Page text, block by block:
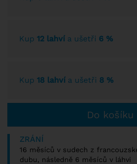
Kup 12 lahvía ušetři 6 %
Kup 18 lahvía ušetři 8 %
ZRÁNÍ
16 měsíců v sudech z
dubu, následně 6 měsíců v láhvi